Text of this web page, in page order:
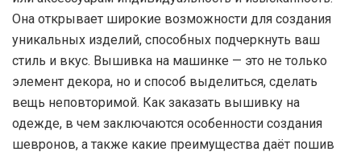
Она открывает широкие возможности для создания
уникальных изделий, способных подчеркнуть ваш
стиль и вкус. Вышивка на машинке — это не только
элемент декора, но и способ выделиться, сделать
вещь неповторимой. Как заказать вышивку на
одежде, в чем заключаются особенности создания
шевронов, а также какие преимущества даёт пошив